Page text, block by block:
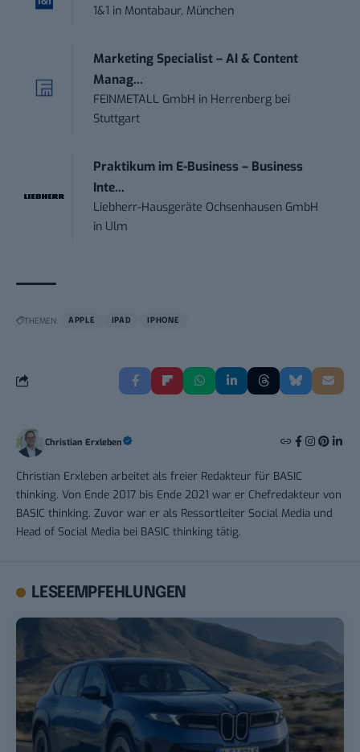
1&1 in Montabaur, München
Marketing Specialist – AI & Content
Manag...
FEINMETALL GmbH in Herrenberg bei
Stuttgart
Praktikum im E-Business – Business
Inte...
Liebherr-Hausgeräte Ochsenhausen GmbH
in Ulm
THEMEN: APPLE IPAD IPHONE
Christian Erxleben
Christian Erxleben arbeitet als freier Redakteur für BASIC
thinking. Von Ende 2017 bis Ende 2021 war er Chefredakteur von
BASIC thinking. Zuvor war er als Ressortleiter Social Media und
Head of Social Media bei BASIC thinking tätig.
LESEEMPFEHLUNGEN